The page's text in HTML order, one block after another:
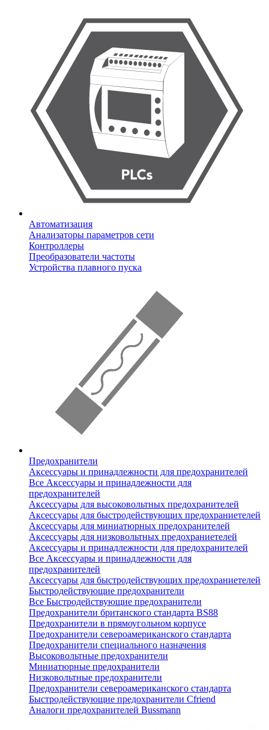
Автоматизация
Анализаторы параметров сети
Контроллеры
Преобразователи частоты
Устройства плавного пуска
Предохранители
Аксессуары и принадлежности для предохранителей
Все Аксессуары и принадлежности для
предохранителей
Аксессуары для высоковольтных предохранителей
Аксессуары для быстродействующих предохраниетелей
Аксессуары для миниатюрных предохранителей
Аксессуары для низковольтных предохраниетелей
Аксессуары и принадлежности для предохранителей
Все Аксессуары и принадлежности для
предохранителей
Аксессуары для быстродействующих предохраниетелей
Быстродействующие предохранители
Все Быстродействующие предохранители
Предохранители британского стандарта BS88
Предохранители в прямоугольном корпусе
Предохранители североамериканского стандарта
Предохранители специального назначения
Высоковольтные предохранители
Миниатюрные предохранители
Низковольтные предохранители
Предохранители североамериканского стандарта
Быстродействующие предохранители Cfriend
Аналоги предохранителей Bussmann